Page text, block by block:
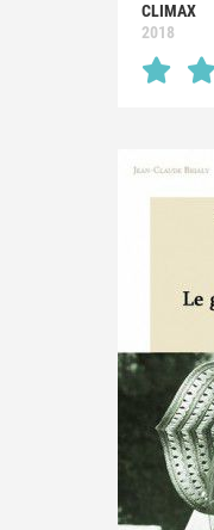
CLIMAX
2018